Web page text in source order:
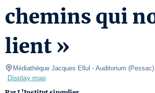
chemins qui
lient »
Médiathèque Jacques Ellul - Auditorium (Pessac)
Display map